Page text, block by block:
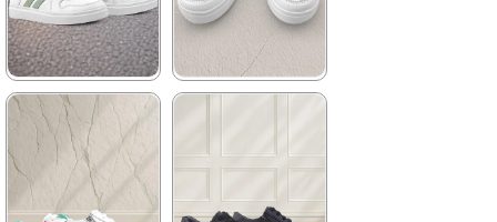
%42İndirim
Ücretsiz
Kargo
%42İndirim
Ücretsiz
Kargo
Tükeniyor
★ ★ ★ ★ ★
2.329,90 ₺
3.999,90 ₺